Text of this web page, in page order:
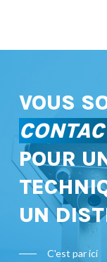
VOUS
POUR
UN
C'est par ici